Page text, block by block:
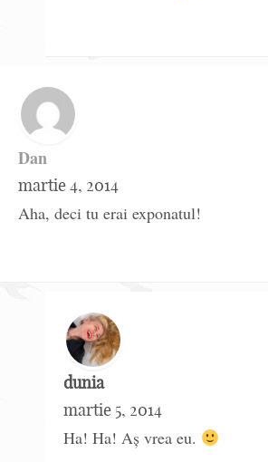
Dan
martie 4, 2014
Aha, deci tu erai exponatul!
dunia
martie 5, 2014
Ha! Ha! Aș vrea eu.